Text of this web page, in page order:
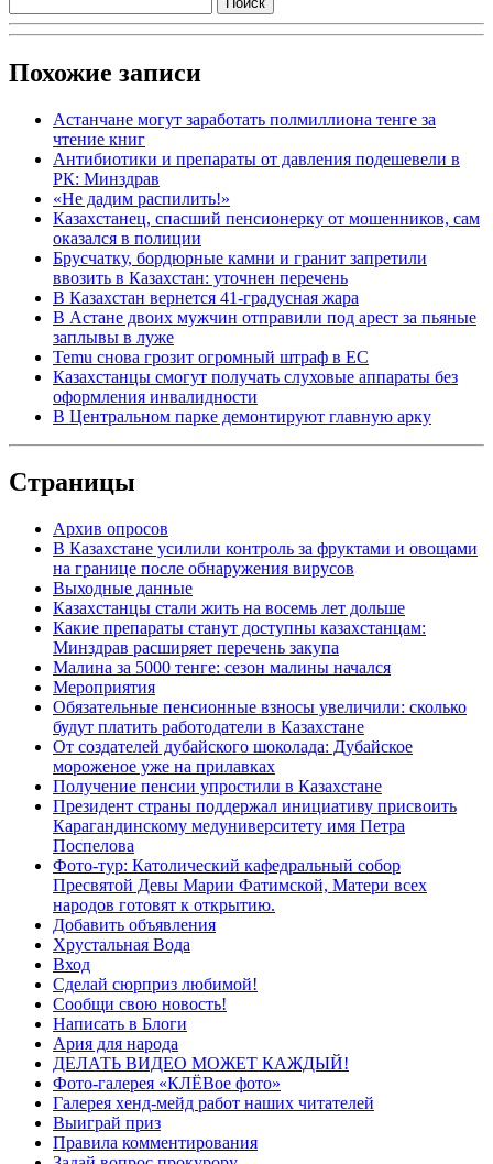
Похожие записи
Астанчане могут заработать полмиллиона тенге за
чтение книг
Антибиотики и препараты от давления подешевели в
РК: Минздрав
«Не дадим распилить!»
Казахстанец, спасший пенсионерку от мошенников, сам
оказался в полиции
Брусчатку, бордюрные камни и гранит запретили
ввозить в Казахстан: уточнен перечень
В Казахстан вернется 41-градусная жара
В Астане двоих мужчин отправили под арест за пьяные
заплывы в луже
Temu снова грозит огромный штраф в ЕС
Казахстанцы смогут получать слуховые аппараты без
оформления инвалидности
В Центральном парке демонтируют главную арку
Страницы
Архив опросов
В Казахстане усилили контроль за фруктами и овощами
на границе после обнаружения вирусов
Выходные данные
Казахстанцы стали жить на восемь лет дольше
Какие препараты станут доступны казахстанцам:
Минздрав расширяет перечень закупа
Малина за 5000 тенге: сезон малины начался
Мероприятия
Обязательные пенсионные взносы увеличили: сколько
будут платить работодатели в Казахстане
От создателей дубайского шоколада: Дубайское
мороженое уже на прилавках
Получение пенсии упростили в Казахстане
Президент страны поддержал инициативу присвоить
Карагандинскому медуниверситету имя Петра
Поспелова
Фото-тур: Католический кафедральный собор
Пресвятой Девы Марии Фатимской, Матери всех
народов готовят к открытию.
Добавить объявления
Хрустальная Вода
Вход
Сделай сюрприз любимой!
Сообщи свою новость!
Написать в Блоги
Ария для народа
ДЕЛАТЬ ВИДЕО МОЖЕТ КАЖДЫЙ!
Фото-галерея «КЛЁВое фото»
Галерея хенд-мейд работ наших читателей
Выиграй приз
Правила комментирования